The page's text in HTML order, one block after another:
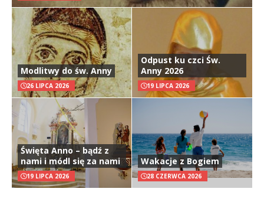
Modlitwy do św. Anny
26 LIPCA 2026
Odpust ku czci Św.
Anny 2026
19 LIPCA 2026
Święta Anno – bądź z
nami i módl się za nami
19 LIPCA 2026
Wakacje z Bogiem
28 CZERWCA 2026